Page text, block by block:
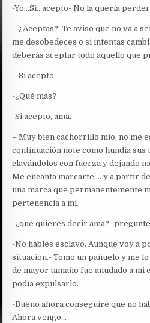
-Yo…Si.. acepto- No la quería
– ¿Aceptas?. Te aviso que no va a
me desobedeces o si intentas
deberás aceptar todo aquello que
– Si acepto.
-¿Qué más?
-Si acepto, ama.
– Muy bien cachorrillo mío, no me
continuación note como hundía sus
clavándolos con fuerza y dejando
Me encanta marcarte…. y a partir
una marca que permanentemente
pertenencia a mi.
-¿qué quieres decir ama?-
-No hables esclavo. Aunque voy a
situación.- Tomo un pañuelo y me
de mayor tamaño fue anudado a mi
podía expulsarlo.
-Bueno ahora conseguiré que no
Ahora vengo…